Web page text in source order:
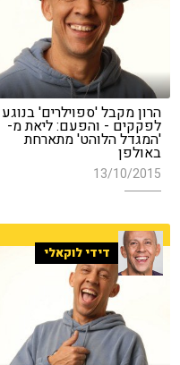
הרון מקבל 'ספוילרים' בנוגע
לפקקים - והפעם: ליאת מ-
'המגדל הלוהט' מתארחת
באולפן
13/10/2015
דידי לוקאלי